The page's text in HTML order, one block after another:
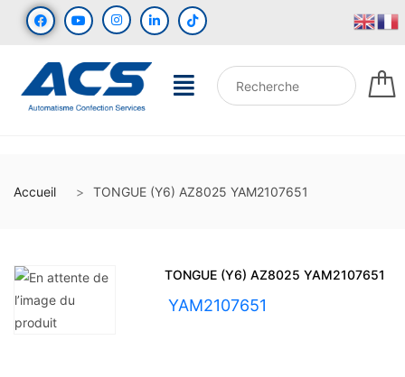
Accueil TONGUE (Y6) AZ8025 YAM2107651
TONGUE (Y6) AZ8025 YAM2107651
UGS :YAM2107651